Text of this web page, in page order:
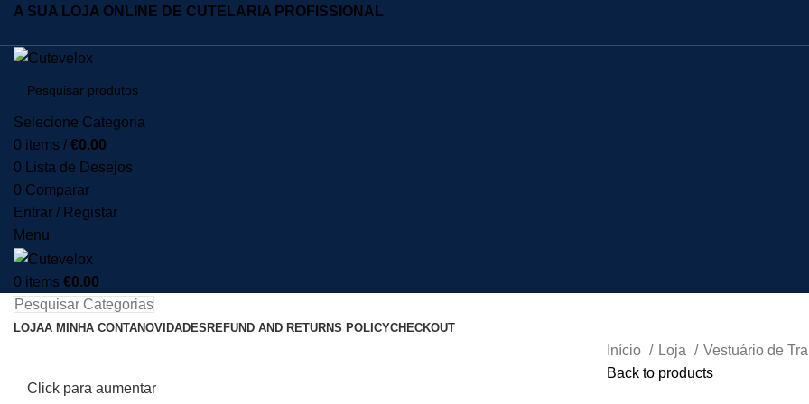
A SUA LOJA ONLINE DE CUTELARIA PROFISSIONAL
Selecione Categoria
0 items / €0.00
0
Lista de Desejos
0 Comparar
Entrar / Registar
Menu
0 items €0.00
Pesquisar Categorias
LOJAA MINHA CONTANOVIDADESREFUND AND RETURNS POLICYCHECKOUT
Click para aumentar
Início Loja Vestuário de
Back to products